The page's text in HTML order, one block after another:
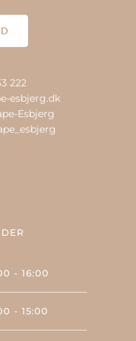
222
esbjerg.dk
Esbjerg
- 16:00
- 15:00